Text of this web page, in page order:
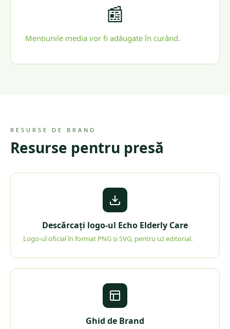
📰
Mențiunile media vor fi adăugate în curând.
RESURSE DE BRAND
Resurse pentru presă
Descărcați logo-ul Echo Elderly Care
Logo-ul oficial în format PNG și SVG, pentru uz editorial.
Ghid de Brand